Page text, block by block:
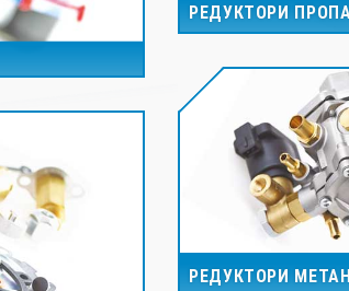
РЕДУКТОРИ
РЕДУКТОРИ МЕТАН